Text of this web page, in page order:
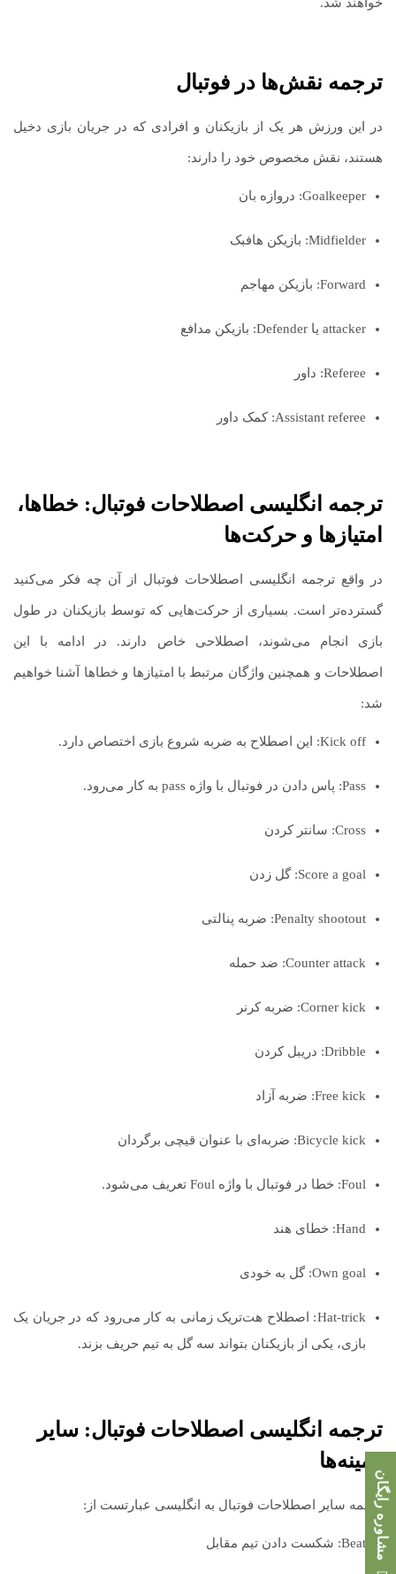
ترجمه نقش‌ها در فوتبال
در این ورزش هر یک از بازیکنان و افرادی که در جریان بازی دخیل
هستند، نقش مخصوص خود را دارند:
Goalkeeper: دروازه بان
Midfielder: بازیکن هافبک
Forward: بازیکن مهاجم
attacker یا Defender: بازیکن مدافع
Referee: داور
Assistant referee: کمک داور
ترجمه انگلیسی اصطلاحات فوتبال: خطاها،
امتیازها و حرکت‌ها
در واقع ترجمه انگلیسی اصطلاحات فوتبال از آن چه فکر می‌کنید
گسترده‌تر است. بسیاری از حرکت‌هایی که توسط بازیکنان در طول
بازی انجام می‌شوند، اصطلاحی خاص دارند. در ادامه با این
اصطلاحات و همچنین واژگان مرتبط با امتیازها و خطاها آشنا خواهیم
شد:
Kick off: این اصطلاح به ضربه شروع بازی اختصاص دارد.
Pass: پاس دادن در فوتبال با واژه pass به کار می‌رود.
Cross: سانتر کردن
Score a goal: گل زدن
Penalty shootout: ضربه پنالتی
Counter attack: ضد حمله
Corner kick: ضربه کرنر
Dribble: دریبل کردن
Free kick: ضربه آزاد
Bicycle kick: ضربه‌ای با عنوان قیچی برگردان
Foul: خطا در فوتبال با واژه Foul تعریف می‌شود.
Hand: خطای هند
Own goal: گل به خودی
Hat-trick: اصطلاح هت‌تریک زمانی به کار می‌رود که در جریان یک
بازی، یکی از بازیکنان بتواند سه گل به تیم حریف بزند.
ترجمه انگلیسی اصطلاحات فوتبال: سایر
زمینه‌ها
ترجمه سایر اصطلاحات فوتبال به انگلیسی عبارتست از:
Beat: شکست دادن تیم مقابل مشاوره رایگان